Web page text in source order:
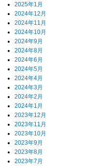
2025年1月
2024年12月
2024年11月
2024年10月
2024年9月
2024年8月
2024年6月
2024年5月
2024年4月
2024年3月
2024年2月
2024年1月
2023年12月
2023年11月
2023年10月
2023年9月
2023年8月
2023年7月